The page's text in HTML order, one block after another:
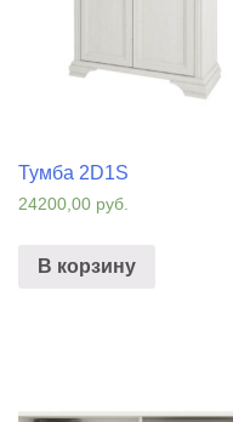
Тумба 2D1S
24200,00 руб.
В корзину